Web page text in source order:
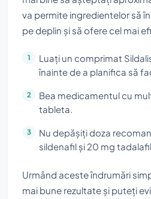
va permite ingredientelor să
pe deplin și să ofere cel mai
Luați un comprimat
înainte de a planifica să
Bea medicamentul cu
tableta.
Nu depășiți doza
sildenafil și 20 mg tadalafil.
Urmând aceste îndrumări
mai bune rezultate și puteți